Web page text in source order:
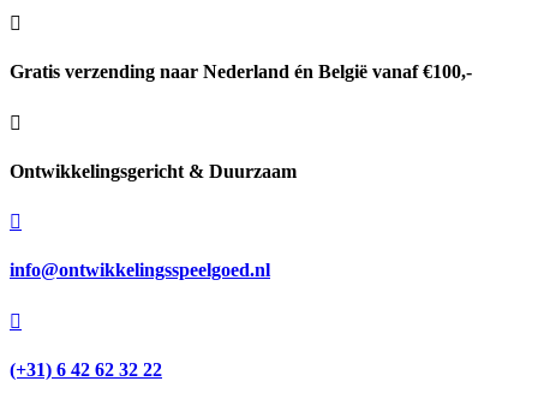

Gratis verzending naar Nederland én België vanaf €100,-

Ontwikkelingsgericht & Duurzaam

info@ontwikkelingsspeelgoed.nl

(+31) 6 42 62 32 22